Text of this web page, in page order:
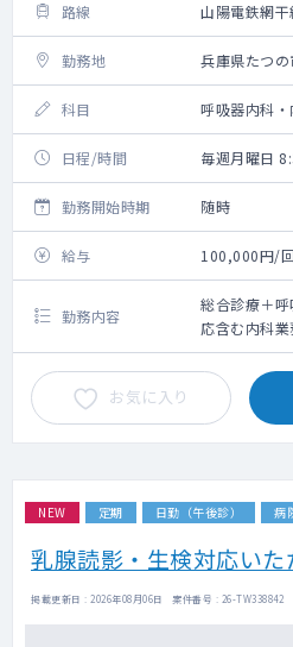
路線 山陽電鉄網干
勤務地 兵庫県たつの
科目 呼吸器内科
日程/時間 毎週月曜日
勤務開始時期 随時
給与 100,000円/回
勤務内容
総合診療＋
応含む内科業
お気に入り
NEW 定期 日勤（午後診） 病
乳腺読影・生検対応いた
掲載更新日 : 2026年08月06日 案件番号 : 26-TW338842